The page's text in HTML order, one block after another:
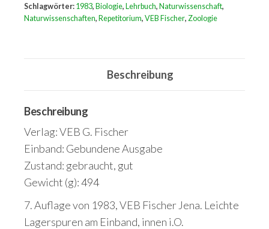
Schlagwörter: 1983, Biologie, Lehrbuch, Naturwissenschaft,
Naturwissenschaften, Repetitorium, VEB Fischer, Zoologie
Beschreibung
Beschreibung
Verlag: VEB G. Fischer
Einband: Gebundene Ausgabe
Zustand: gebraucht, gut
Gewicht (g): 494
7. Auflage von 1983, VEB Fischer Jena. Leichte
Lagerspuren am Einband, innen i.O.